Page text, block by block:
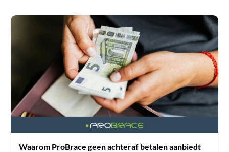
aanbiedt
kredietdiensten
zoals
Klarna
of
Riverty
Waarom ProBrace geen achteraf betalen aanbiedt